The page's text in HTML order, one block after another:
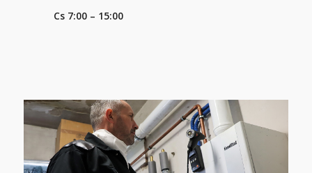
Cs 7:00 – 15:00